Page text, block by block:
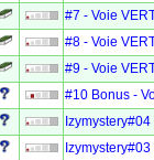
#7 - Voie
#8 - Voie
#9 - Voie
#10 Bonus -